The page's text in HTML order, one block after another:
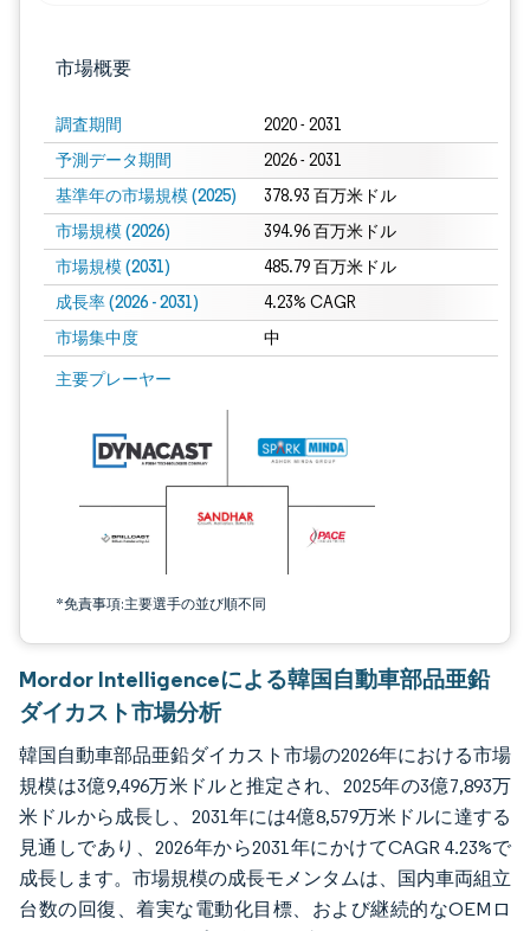
市場概要
調査期間 2020 - 2031
予測データ期間 2026 - 2031
基準年の市場規模 (2025) 378.93 百万米ドル
市場規模 (2026) 394.96 百万米ドル
市場規模 (2031) 485.79 百万米ドル
成長率 (2026 - 2031) 4.23% CAGR
市場集中度 中
主要プレーヤー
*免責事項:主要選手の並び順不同
画像 © Mordor Intelligence。再利用にはCC BY 4.0の表示が必要です。
Mordor Intelligenceによる韓国自動車部品亜鉛
ダイカスト市場分析
韓国自動車部品亜鉛ダイカスト市場の2026年における市場
規模は3億9,496万米ドルと推定され、2025年の3億7,893万
米ドルから成長し、2031年には4億8,579万米ドルに達する
見通しであり、2026年から2031年にかけてCAGR 4.23%で
成長します。市場規模の成長モメンタムは、国内車両組立
台数の回復、着実な電動化目標、および継続的なOEMロ